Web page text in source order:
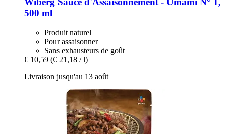
500 ml
Produit naturel
Pour assaisonner
Sans exhausteurs de goût
€ 10,59 (€ 21,18 / l)
Livraison jusqu'au 13 août